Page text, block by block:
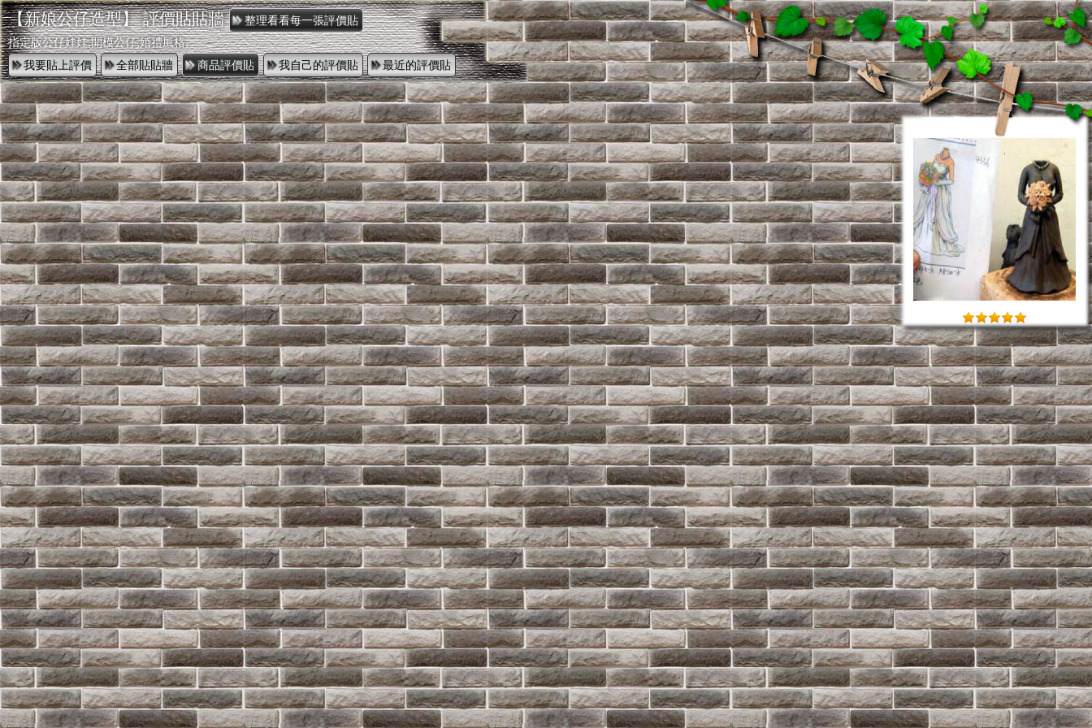
【新娘公仔造型】 評價貼貼牆
指定版公仔娃娃,開模公仔,婚禮風格,